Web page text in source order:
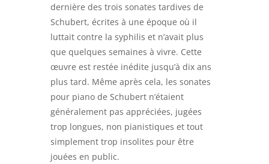
dernière des trois sonates tardives de
Schubert, écrites à une époque où il
luttait contre la syphilis et n’avait plus
que quelques semaines à vivre. Cette
œuvre est restée inédite jusqu’à dix ans
plus tard. Même après cela, les sonates
pour piano de Schubert n’étaient
généralement pas appréciées, jugées
trop longues, non pianistiques et tout
simplement trop insolites pour être
jouées en public.